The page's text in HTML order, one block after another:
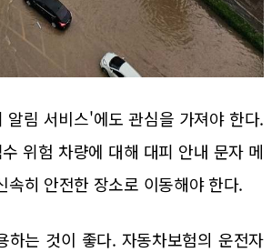
림 서비스'에도 관심을 가져야 한다.
위험 차량에 대해 대피 안내 문자 메
히 안전한 장소로 이동해야 한다.
는 것이 좋다. 자동차보험의 운전자